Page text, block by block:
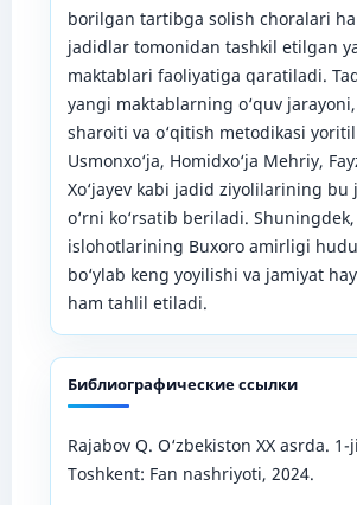
borilgan tartibga solish choralari
jadidlar tomonidan tashkil etilgan
maktablari faoliyatiga qaratiladi.
yangi maktablarning o‘quv
sharoiti va o‘qitish metodikasi
Usmonxo‘ja, Homidxo‘ja Mehriy,
Xo‘jayev kabi jadid ziyolilarining bu
o‘rni ko‘rsatib beriladi. Shuningdek,
islohotlarining Buxoro amirligi
bo‘ylab keng yoyilishi va jamiyat
ham tahlil etiladi.
Библиографические ссылки
Rajabov Q. O‘zbekiston XX asrda.
Toshkent: Fan nashriyoti, 2024.